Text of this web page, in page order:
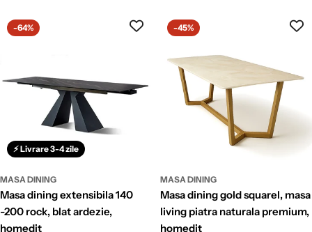
⚡ Livrare 3-4 zile
-64%
MASA DINING
masa dining extensibila 140
-200 rock, blat ardezie,
homedit
-45%
MASA DINING
masa dining gold squarel, masa
living piatra naturala premium,
homedit